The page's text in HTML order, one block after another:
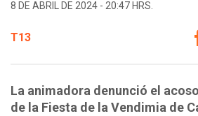
8 DE ABRIL DE 2024 - 20:47 HRS.
T13
La animadora denunció el
de la Fiesta de la Vendimia de